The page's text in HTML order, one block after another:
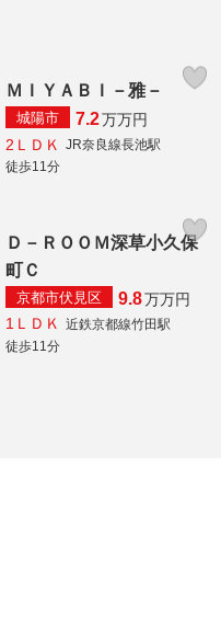
ＭＩＹＡＢＩ－雅－
城陽市 7.2万万円
2ＬＤＫ
JR奈良線長池駅
徒歩11分
Ｄ－ＲＯＯＭ深草小久保
町Ｃ
京都市伏見区 9.8万万円
1ＬＤＫ 近鉄京都線竹田駅
徒歩11分